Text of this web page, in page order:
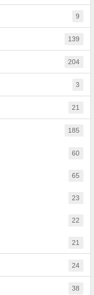
9
139
204
3
21
185
60
65
23
22
21
24
38